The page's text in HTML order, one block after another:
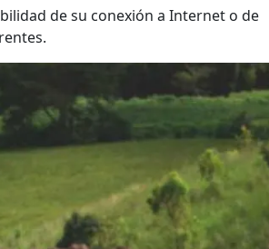
de su conexión a Internet o de